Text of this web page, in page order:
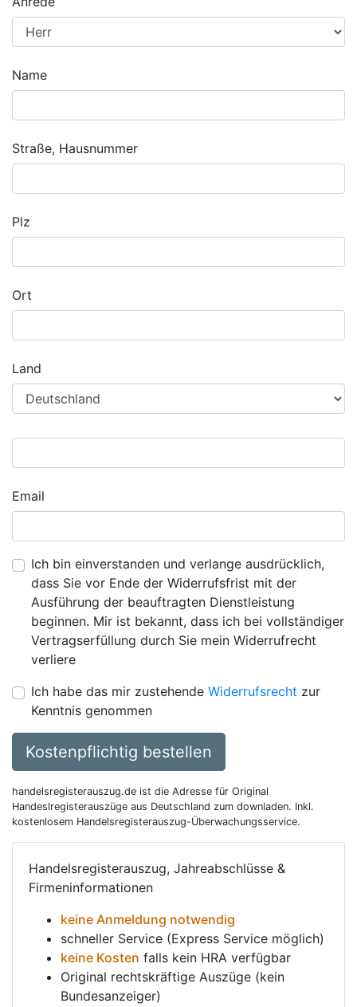
Name
Straße, Hausnummer
Plz
Ort
Land
Email
Ich bin einverstanden und verlange ausdrücklich,
dass Sie vor Ende der Widerrufsfrist mit der
Ausführung der beauftragten Dienstleistung
beginnen. Mir ist bekannt, dass ich bei vollständiger
Vertragserfüllung durch Sie mein Widerrufrecht
verliere
Ich habe das mir zustehende Widerrufsrecht zur
Kenntnis genommen
Kostenpflichtig bestellen
handelsregisterauszug.de ist die Adresse für Original
Handeslregisterauszüge aus Deutschland zum downladen. Inkl.
kostenlosem Handelsregisterauszug-Überwachungsservice.
Handelsregisterauszug, Jahreabschlüsse &
Firmeninformationen
keine Anmeldung notwendig
schneller Service (Express Service möglich)
keine Kosten falls kein HRA verfügbar
Original rechtskräftige Auszüge (kein
Bundesanzeiger)